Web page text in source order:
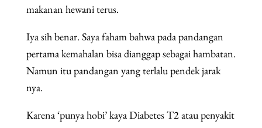
makanan hewani terus.
Iya sih benar. Saya faham bahwa pada pandangan
pertama kemahalan bisa dianggap sebagai hambatan.
Namun itu pandangan yang terlalu pendek jarak
nya.
Karena ‘punya hobi’ kaya Diabetes T2 atau penyakit